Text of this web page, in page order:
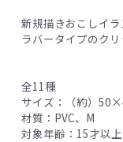
新規描きおこしイ
ラバータイプのク
全11種
サイズ：（約）
材質：PVC、M
対象年齢：15才以上